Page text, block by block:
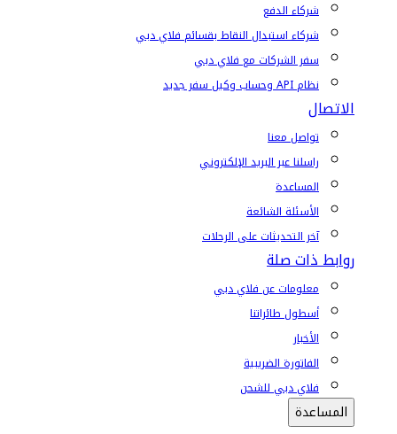
شركاء الدفع
شركاء استبدال النقاط بقسائم فلاي دبي
سفر الشركات مع فلاي دبي
نظام API وحساب وكيل سفر جديد
الاتصال
تواصل معنا
راسلنا عبر البريد الإلكتروني
المساعدة
الأسئلة الشائعة
آخر التحديثات على الرحلات
روابط ذات صلة
معلومات عن فلاي دبي
أسطول طائراتنا
الأخبار
الفاتورة الضريبية
فلاي دبي للشحن
المساعدة